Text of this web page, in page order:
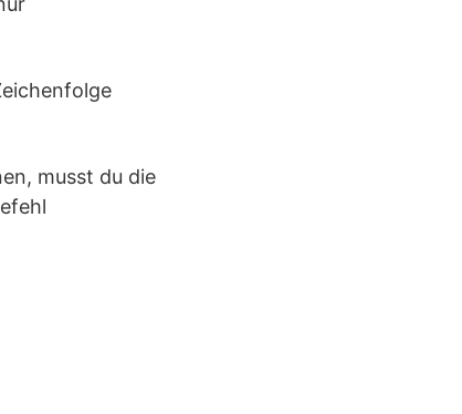
musst du die